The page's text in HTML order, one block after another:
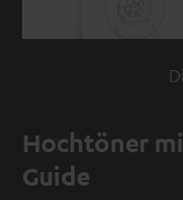
Hochtöner
Guide